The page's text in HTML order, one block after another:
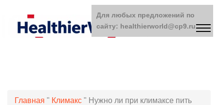
Главная " Климакс " Нужно ли при климаксе пить
Для любых предложений по
сайту: healthierworld@cp9.ru